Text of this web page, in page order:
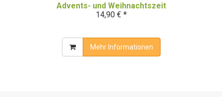
Advents- und Weihnachtszeit
14,90 € *
Mehr Informationen